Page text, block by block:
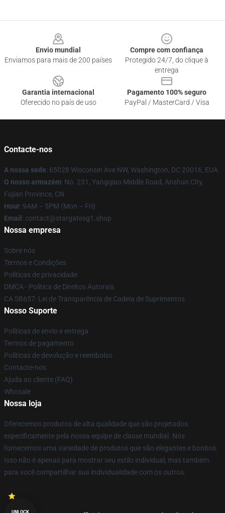
Envio mundial
Enviamos para mais de 200 países
Compre com confiança
Protegido 24/7, do clique à
entrega
Garantia internacional
Oferecido no país de uso
Pagamento 100% seguro
PayPal / MasterCard / Visa
Contacte-nos
A nossa sede: 65028 Wisconsin Ave NW, Washington, DC 20016, EUA
O nosso armazém: No. 231, Yangqiao Middle Road, Anshun City,
Fujian Province, CN
Hour: 9AM – 5PM (Mon – Fri)
Email : contact@stargatesg1.shop
Nossa empresa
Sobre nós
Termos e Condições
Políticas de privacidade
DMCA - Política de Direitos Autorais
CA SB657: Lei de Transparência de Cadeia de Suprimentos
Nosso Suporte
Políticas de envio e entrega
Termos de pagamento
Políticas de devolução e reembolso
Contacte-nos
Ajuda ao cliente (FAQ)
Whosale
Nossa loja
Oferecemos produtos de alta qualidade que são projetados
especificamente pela nossa equipe de classe mundial. Nós
fornecemos uma variedade de produtos que são elegantes e bonitos.
Isso não é apenas para mostrar seu estilo individual, mas também
para você compartilhar sua individualidade com os outros.
UNLOCK